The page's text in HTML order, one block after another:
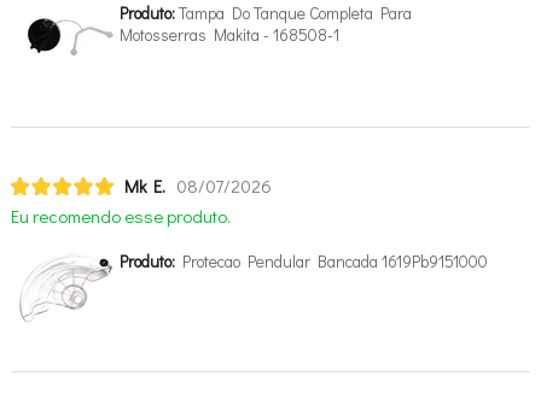
Produto:Tampa Do Tanque Completa Para
Motosserras Makita - 168508-1
Mk E. 08/07/2026
Eu recomendo esse produto.
Produto:Protecao Pendular Bancada 1619Pb9151000